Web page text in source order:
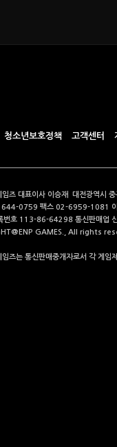
청소년보호정책 고객센터
임즈 대표이사 이승재 대전광역시
0759 팩스 02-6959-1081
번호 113-86-64298 통신판매업
GAMES., All rights
즈는 통신판매중개자로서 각 게임